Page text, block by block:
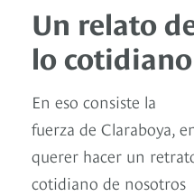
Un relato
lo cotidiano
En eso consiste la
fuerza de Claraboya,
querer hacer un
cotidiano de nosotros